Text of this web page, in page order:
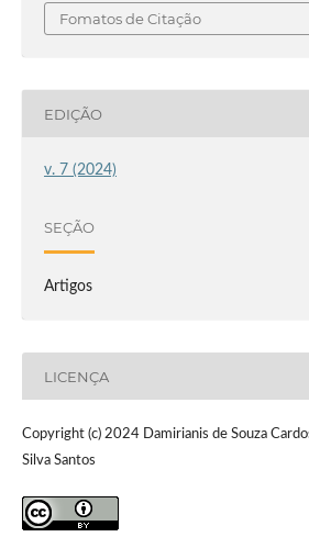
Fomatos de Citação
EDIÇÃO
v. 7 (2024)
SEÇÃO
Artigos
LICENÇA
Copyright (c) 2024 Damirianis de Souza
Silva Santos